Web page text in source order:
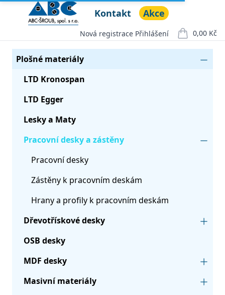
Open menu
ABC ŠROUB, spol. s r.o.Kontakt Akce
Nová registrace Přihlášení 0,00 Kč
položek v
Seznam produktů
Kategorie
Plošné materiály
LTD Kronospan
LTD Egger
Lesky a Maty
Pracovní desky a zástěny
Pracovní desky
Zástěny k pracovním deskám
Hrany a profily k pracovním deskám
Dřevotřískové desky
OSB desky
MDF desky
Masivní materiály